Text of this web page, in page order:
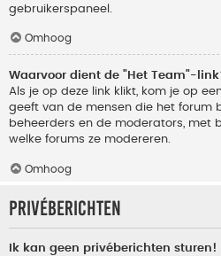
gebruikerspaneel.
Omhoog
Waarvoor dient de "Het Team"-
Als je op deze link klikt, kom je op
geeft van de mensen die het forum
beheerders en de moderators, met
welke forums ze modereren.
Omhoog
Privéberichten
Ik kan geen privéberichten sturen!